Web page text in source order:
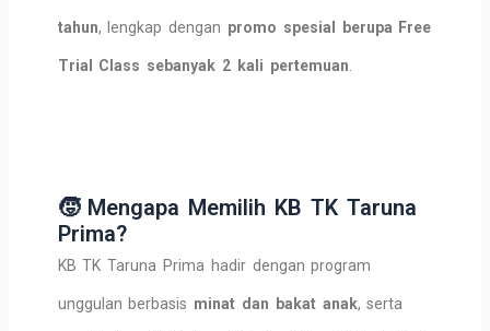
tahun, lengkap dengan promo spesial berupa Free
Trial Class sebanyak 2 kali pertemuan
🧒 Mengapa Memilih KB TK Taruna
Prima?
KB TK Taruna Prima hadir dengan program
unggulan berbasis minat dan bakat anak, serta